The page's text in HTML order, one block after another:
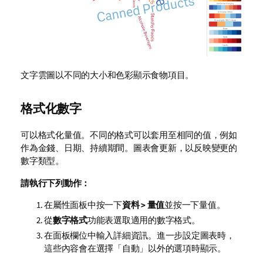
文字雲圖以不同的大小和色彩顯示食物項目。
格式化數字
可以格式化量值。不同的格式可以套用至相同的值，例如
作為金錢、日期、持續期間。圖表會更新，以反映變更的
數字類型。
請執行下列動作：
在屬性面板中按一下資料 > 量值並按一下量值。
從數字格式功能表選取適用的數字格式。
在面板欄位中輸入詳細資訊。進一步設定圖表時，
這些內容會在選擇「自動」以外的選項時顯示。